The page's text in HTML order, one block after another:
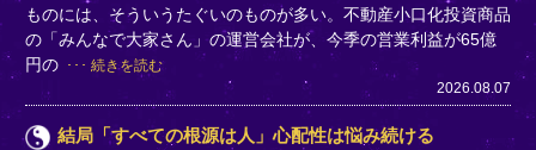
ものには、そういうたぐいのものが多い。不動産小口化投資商品
の「みんなで大家さん」の運営会社が、今季の営業利益が65億
円の
続きを読む
2026.08.07
結局「すべての根源は人」心配性は悩み続ける